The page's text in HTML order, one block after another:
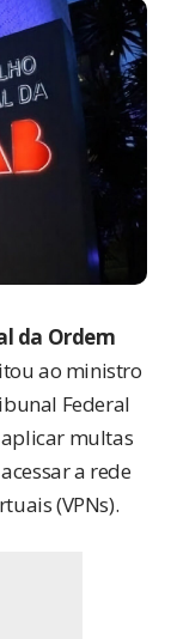
da Ordem
ao ministro
Federal
aplicar multas
a rede
(VPNs).